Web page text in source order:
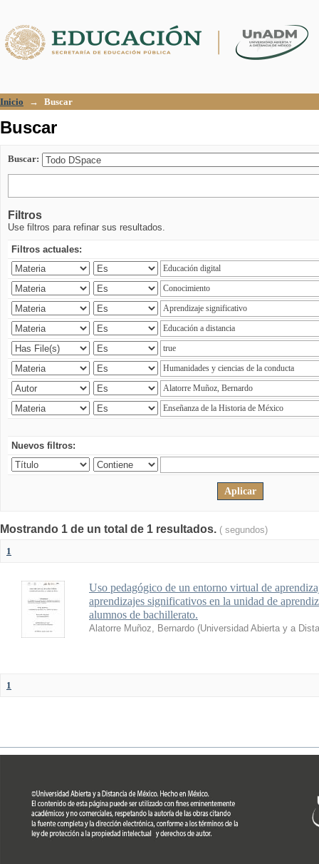
Inicio → Buscar
Buscar
Buscar:
Filtros
Use filtros para refinar sus resultados.
Filtros actuales:
Nuevos filtros:
Mostrando 1 de un total de 1 resultados. ( segundos)
1
Uso pedagógico de un entorno virtual de
aprendizajes significativos en la unidad de
alumnos de bachillerato.
Alatorre Muñoz, Bernardo (Universidad Abierta y a
1